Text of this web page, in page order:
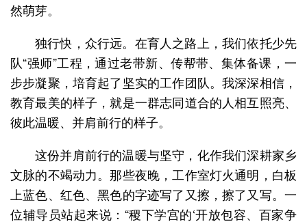
然萌芽。
独行快，众行远。在育人之路上，我们依托少先
队“强师”工程，通过老带新、传帮带、集体备课，一
步步凝聚，培育起了坚实的工作团队。我深深相信，
教育最美的样子，就是一群志同道合的人相互照亮、
彼此温暖、并肩前行的样子。
这份并肩前行的温暖与坚守，化作我们深耕家乡
文脉的不竭动力。那些夜晚，工作室灯火通明，白板
上蓝色、红色、黑色的字迹写了又擦，擦了又写。一
位辅导员站起来说：“稷下学宫的‘开放包容、百家争